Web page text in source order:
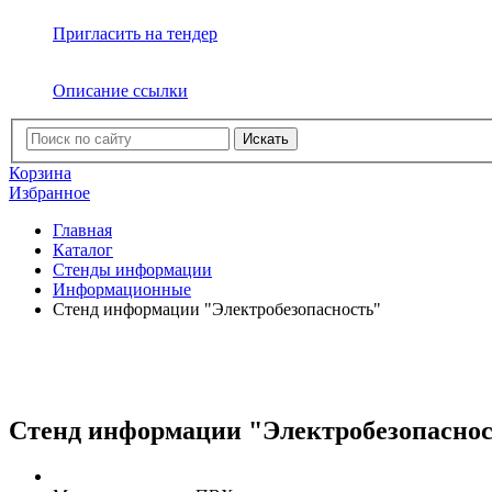
Пригласить на тендер
Описание ссылки
Искать
Корзина
Избранное
Главная
Каталог
Стенды информации
Информационные
Стенд информации "Электробезопасность"
Стенд информации